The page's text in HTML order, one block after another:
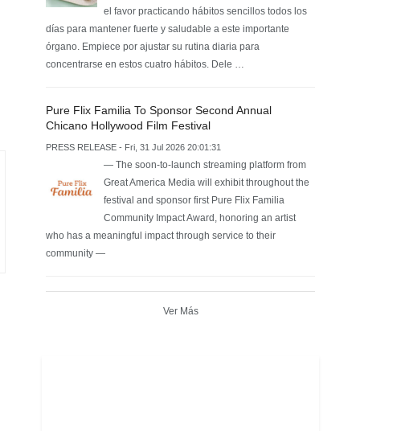
el favor practicando hábitos sencillos todos los
días para mantener fuerte y saludable a este importante
órgano. Empiece por ajustar su rutina diaria para
concentrarse en estos cuatro hábitos. Dele …
Pure Flix Familia To Sponsor Second Annual
Chicano Hollywood Film Festival
PRESS RELEASE - Fri, 31 Jul 2026 20:01:31
— The soon-to-launch streaming platform from
Great America Media will exhibit throughout the
festival and sponsor first Pure Flix Familia
Community Impact Award, honoring an artist
who has a meaningful impact through service to their
community —
Ver Más